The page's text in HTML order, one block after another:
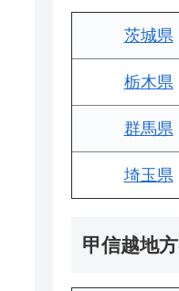
茨城県
栃木県
群馬県
埼玉県
甲信越地